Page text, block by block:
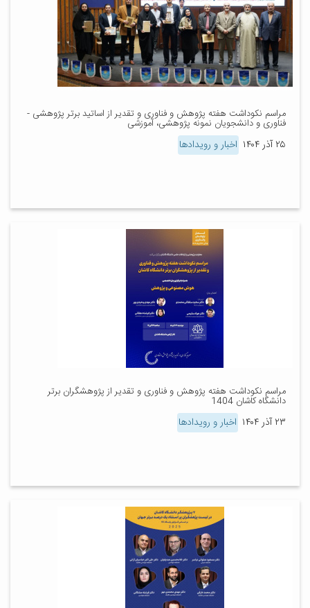
مراسم نکوداشت هفته پژوهش و فناوری و تقدیر از اساتید برتر پژوهشی -
فناوری و دانشجویان نمونه پژوهشی، آموزشی
۲۵ آذر ۱۴۰۴ اخبار و رویدادها
مراسم نکوداشت هفته پژوهش و فناوری و تقدیر از پژوهشگران برتر
دانشگاه کاشان 1404
۲۳ آذر ۱۴۰۴ اخبار و رویدادها